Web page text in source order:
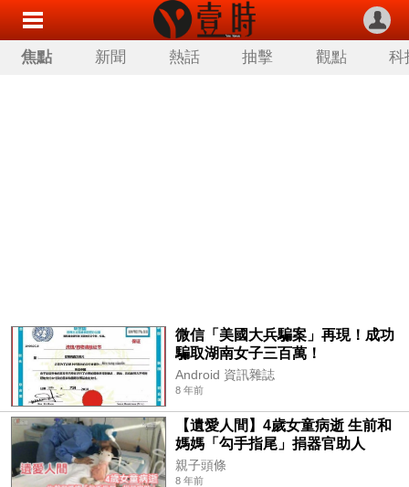
焦點 新聞 熱話 抽擊 觀點 科
微信「美國大兵騙案」再現！成功
騙取湖南女子三百萬！
Android 資訊雜誌
8 年前
【遺愛人間】4歲女童病逝 生前和
媽媽「勾手指尾」捐器官助人
親子頭條
8 年前